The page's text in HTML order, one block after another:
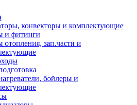
конвекторы и комплектующие
и фитинги
отопления, зап.части и
бойлеры и